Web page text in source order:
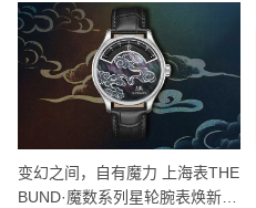
变幻之间，自有魔力 上海表THE
BUND·魔数系列星轮腕表焕新双